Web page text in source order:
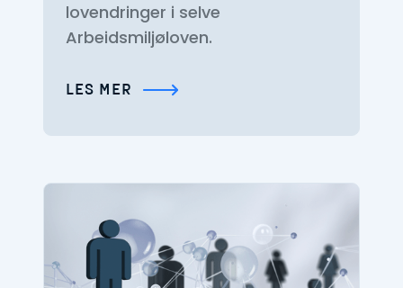
lovendringer i selve
Arbeidsmiljøloven.
LES MER